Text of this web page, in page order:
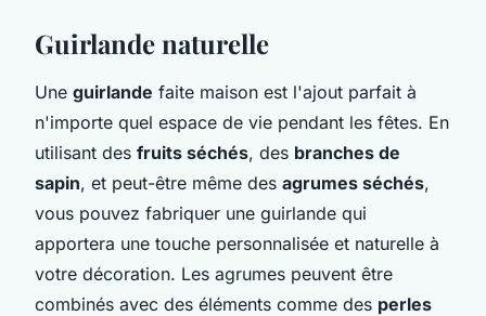
Guirlande naturelle
Une guirlande faite maison est l'ajout parfait à
n'importe quel espace de vie pendant les fêtes. En
utilisant des fruits séchés, des branches de
sapin, et peut-être même des agrumes séchés,
vous pouvez fabriquer une guirlande qui
apportera une touche personnalisée et naturelle à
votre décoration. Les agrumes peuvent être
combinés avec des éléments comme des perles